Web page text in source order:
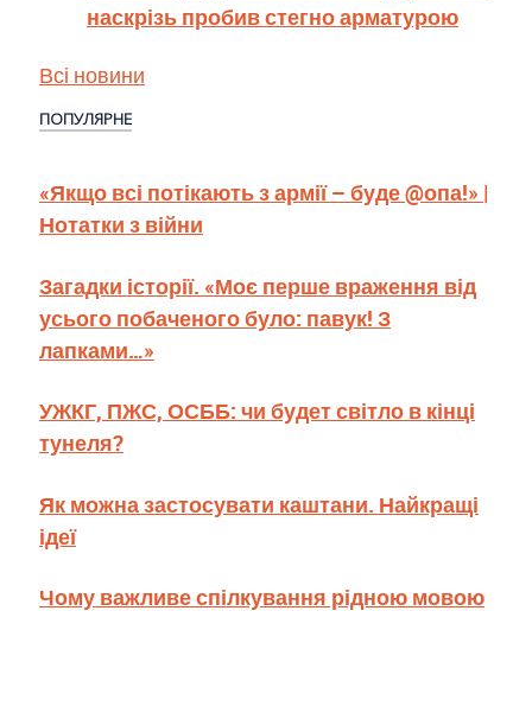
наскрізь пробив стегно арматурою
Всі новини
ПОПУЛЯРНЕ
«Якщо всі потікають з армії – буде @опа!» |
Нотатки з війни
Загадки історії. «Моє перше враження від
усього побаченого було: павук! З
лапками…»
УЖКГ, ПЖС, ОСББ: чи будет світло в кінці
тунеля?
Як можна застосувати каштани. Найкращі
ідеї
Чому важливе спілкування рідною мовою